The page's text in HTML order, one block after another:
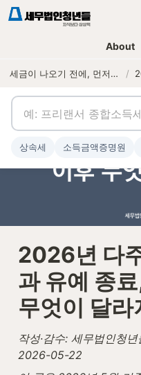
About
세금이 나오기 전에, 먼저 연락하는 세무법인 /
2026년 다
과 유예 종
무엇이 달라
작성·감수: 세무법인청
2026-05-22
상속세 소득금액증명원